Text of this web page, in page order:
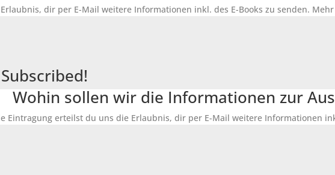
dir per E-Mail weitere Informationen inkl. des E-Books zu senden.
Wohin sollen wir die Informationen zur
Eintragung erteilst du uns die Erlaubnis, dir per E-Mail weitere Informationen